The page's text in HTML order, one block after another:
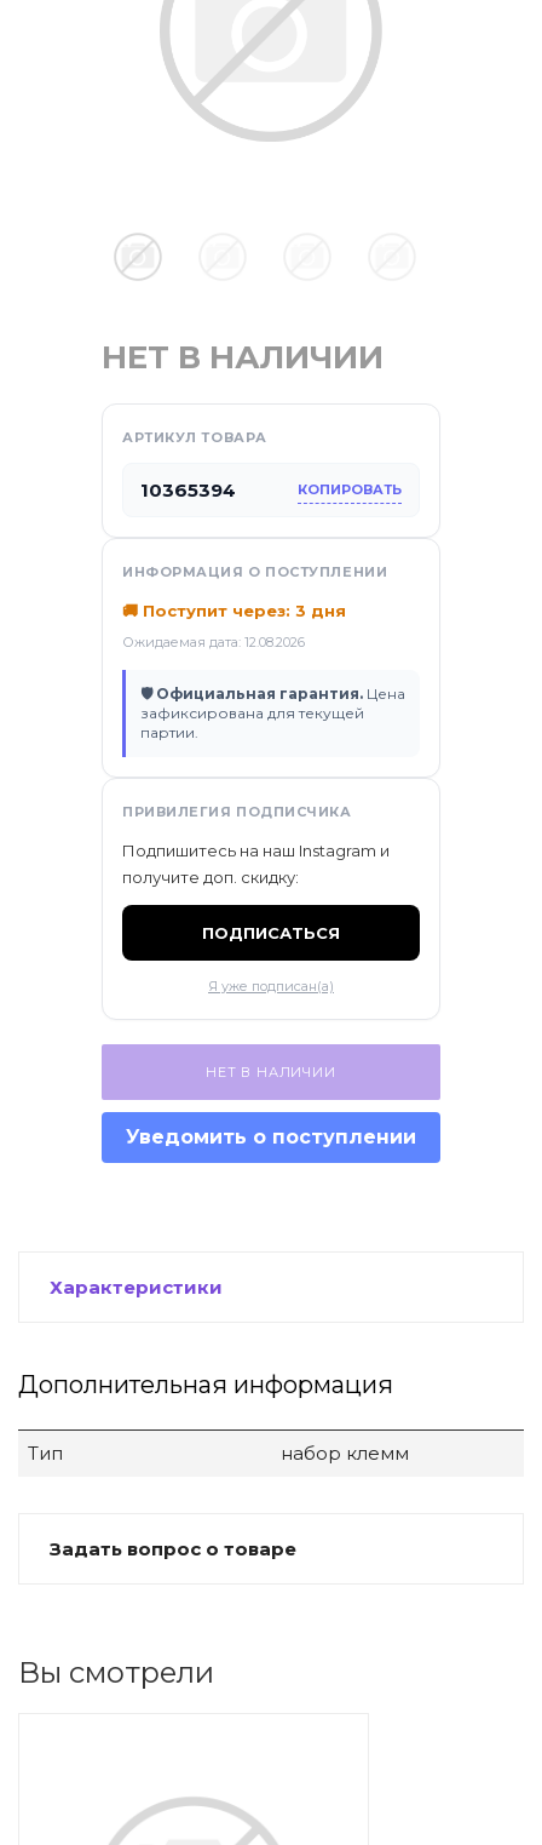
НЕТ В НАЛИЧИИ
АРТИКУЛ ТОВАРА
10365394 КОПИРОВАТЬ
ИНФОРМАЦИЯ О ПОСТУПЛЕНИИ
🚚 Поступит через: 3 дня
Ожидаемая дата: 12.08.2026
🛡 Официальная гарантия. Цена
зафиксирована для текущей
партии.
ПРИВИЛЕГИЯ ПОДПИСЧИКА
Подпишитесь на наш Instagram и
получите доп. скидку:
ПОДПИСАТЬСЯ
Я уже подписан(а)
НЕТ В НАЛИЧИИ
Уведомить о поступлении
Характеристики
Дополнительная информация
Тип набор клемм
Задать вопрос о товаре
Вы смотрели